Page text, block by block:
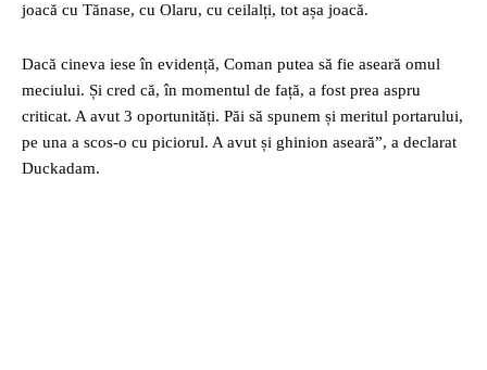
joacă cu Tănase, cu Olaru, cu ceilalți, tot așa joacă.
Dacă cineva iese în evidență, Coman putea să fie aseară omul
meciului. Și cred că, în momentul de față, a fost prea aspru
criticat. A avut 3 oportunități. Păi să spunem și meritul portarului,
pe una a scos-o cu piciorul. A avut și ghinion aseară”, a declarat
Duckadam.